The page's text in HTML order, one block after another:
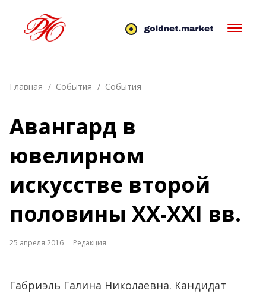
Главная События События
Авангард в
ювелирном
искусстве второй
половины XX-XXI вв.
25 апреля 2016 Редакция
Габриэль Галина Николаевна. Кандидат